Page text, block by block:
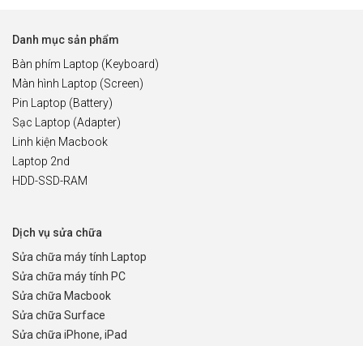
Danh mục sản phẩm
Bàn phím Laptop (Keyboard)
Màn hình Laptop (Screen)
Pin Laptop (Battery)
Sạc Laptop (Adapter)
Linh kiện Macbook
Laptop 2nd
HDD-SSD-RAM
Dịch vụ sửa chữa
Sửa chữa máy tính Laptop
Sửa chữa máy tính PC
Sửa chữa Macbook
Sửa chữa Surface
Sửa chữa iPhone, iPad